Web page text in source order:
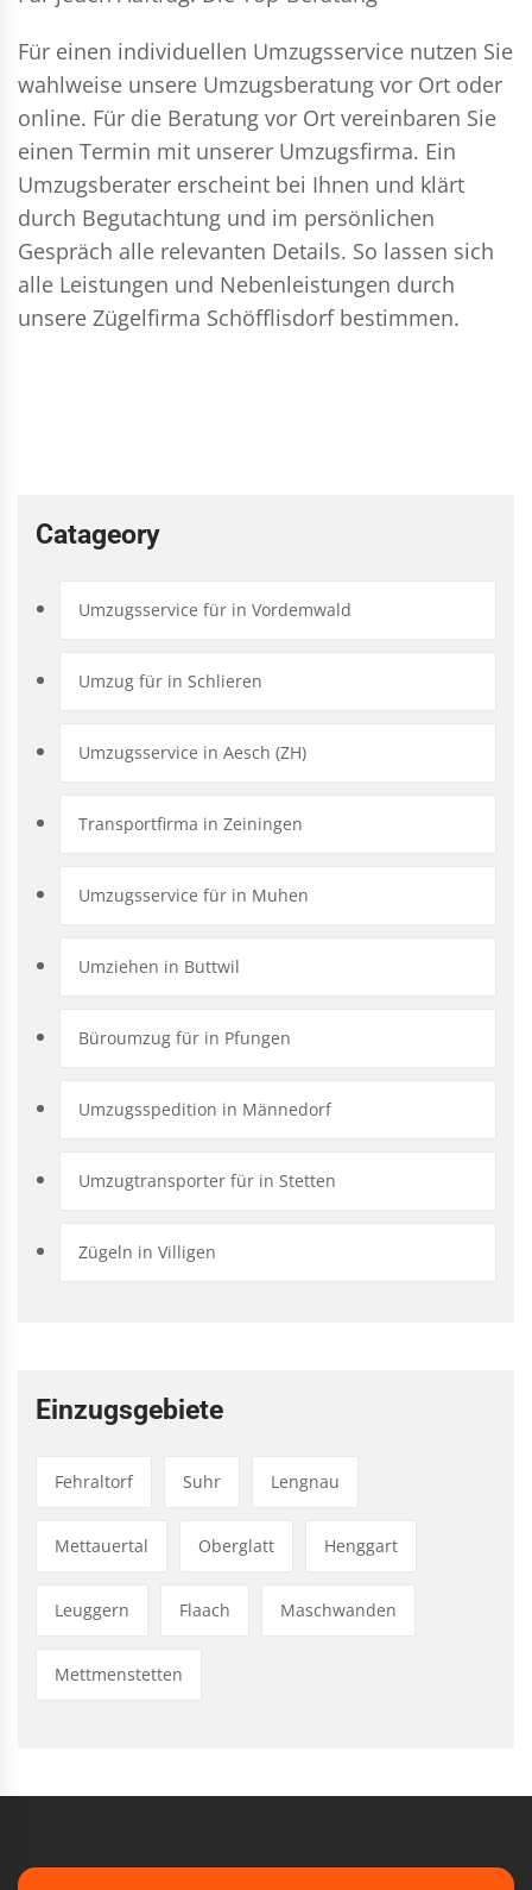
Für einen individuellen Umzugsservice nutzen Sie
wahlweise unsere Umzugsberatung vor Ort oder
online. Für die Beratung vor Ort vereinbaren Sie
einen Termin mit unserer Umzugsfirma. Ein
Umzugsberater erscheint bei Ihnen und klärt
durch Begutachtung und im persönlichen
Gespräch alle relevanten Details. So lassen sich
alle Leistungen und Nebenleistungen durch
unsere Zügelfirma Schöfflisdorf bestimmen.
Catageory
Umzugsservice für in Vordemwald
Umzug für in Schlieren
Umzugsservice in Aesch (ZH)
Transportfirma in Zeiningen
Umzugsservice für in Muhen
Umziehen in Buttwil
Büroumzug für in Pfungen
Umzugsspedition in Männedorf
Umzugtransporter für in Stetten
Zügeln in Villigen
Einzugsgebiete
Fehraltorf Suhr Lengnau
Mettauertal Oberglatt Henggart
Leuggern Flaach Maschwanden
Mettmenstetten